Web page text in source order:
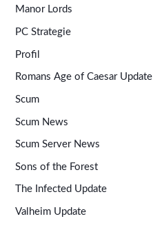
Manor Lords
PC Strategie
Profil
Romans Age of Caesar Update
Scum
Scum News
Scum Server News
Sons of the Forest
The Infected Update
Valheim Update